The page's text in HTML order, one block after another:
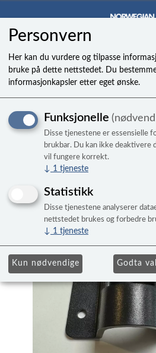
Festebrakett til
lokkløfter 1 stk
Personvern
Her kan du vurdere og tilpasse
bruke på dette nettstedet. Du
informasjonkapsler etter eget ønske.
Funksjonelle
Disse tjenestene er essensielle
brukbar. Du kan ikke deaktivere
vil fungere korrekt.
↓ 1 tjeneste
Statistikk
Disse tjenestene analyserer
nettstedet brukes og forbedre
↓ 1 tjeneste
Kun nødvendige Godta